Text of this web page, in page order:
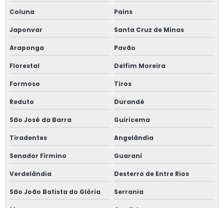
Coluna Pains
Japonvar Santa Cruz de Minas
Araponga Pavão
Florestal Delfim Moreira
Formoso Tiros
Reduto Durandé
São José da Barra Guiricema
Tiradentes Angelândia
Senador Firmino Guarani
Verdelândia Desterro de Entre Rios
São João Batista do Glória Serrania